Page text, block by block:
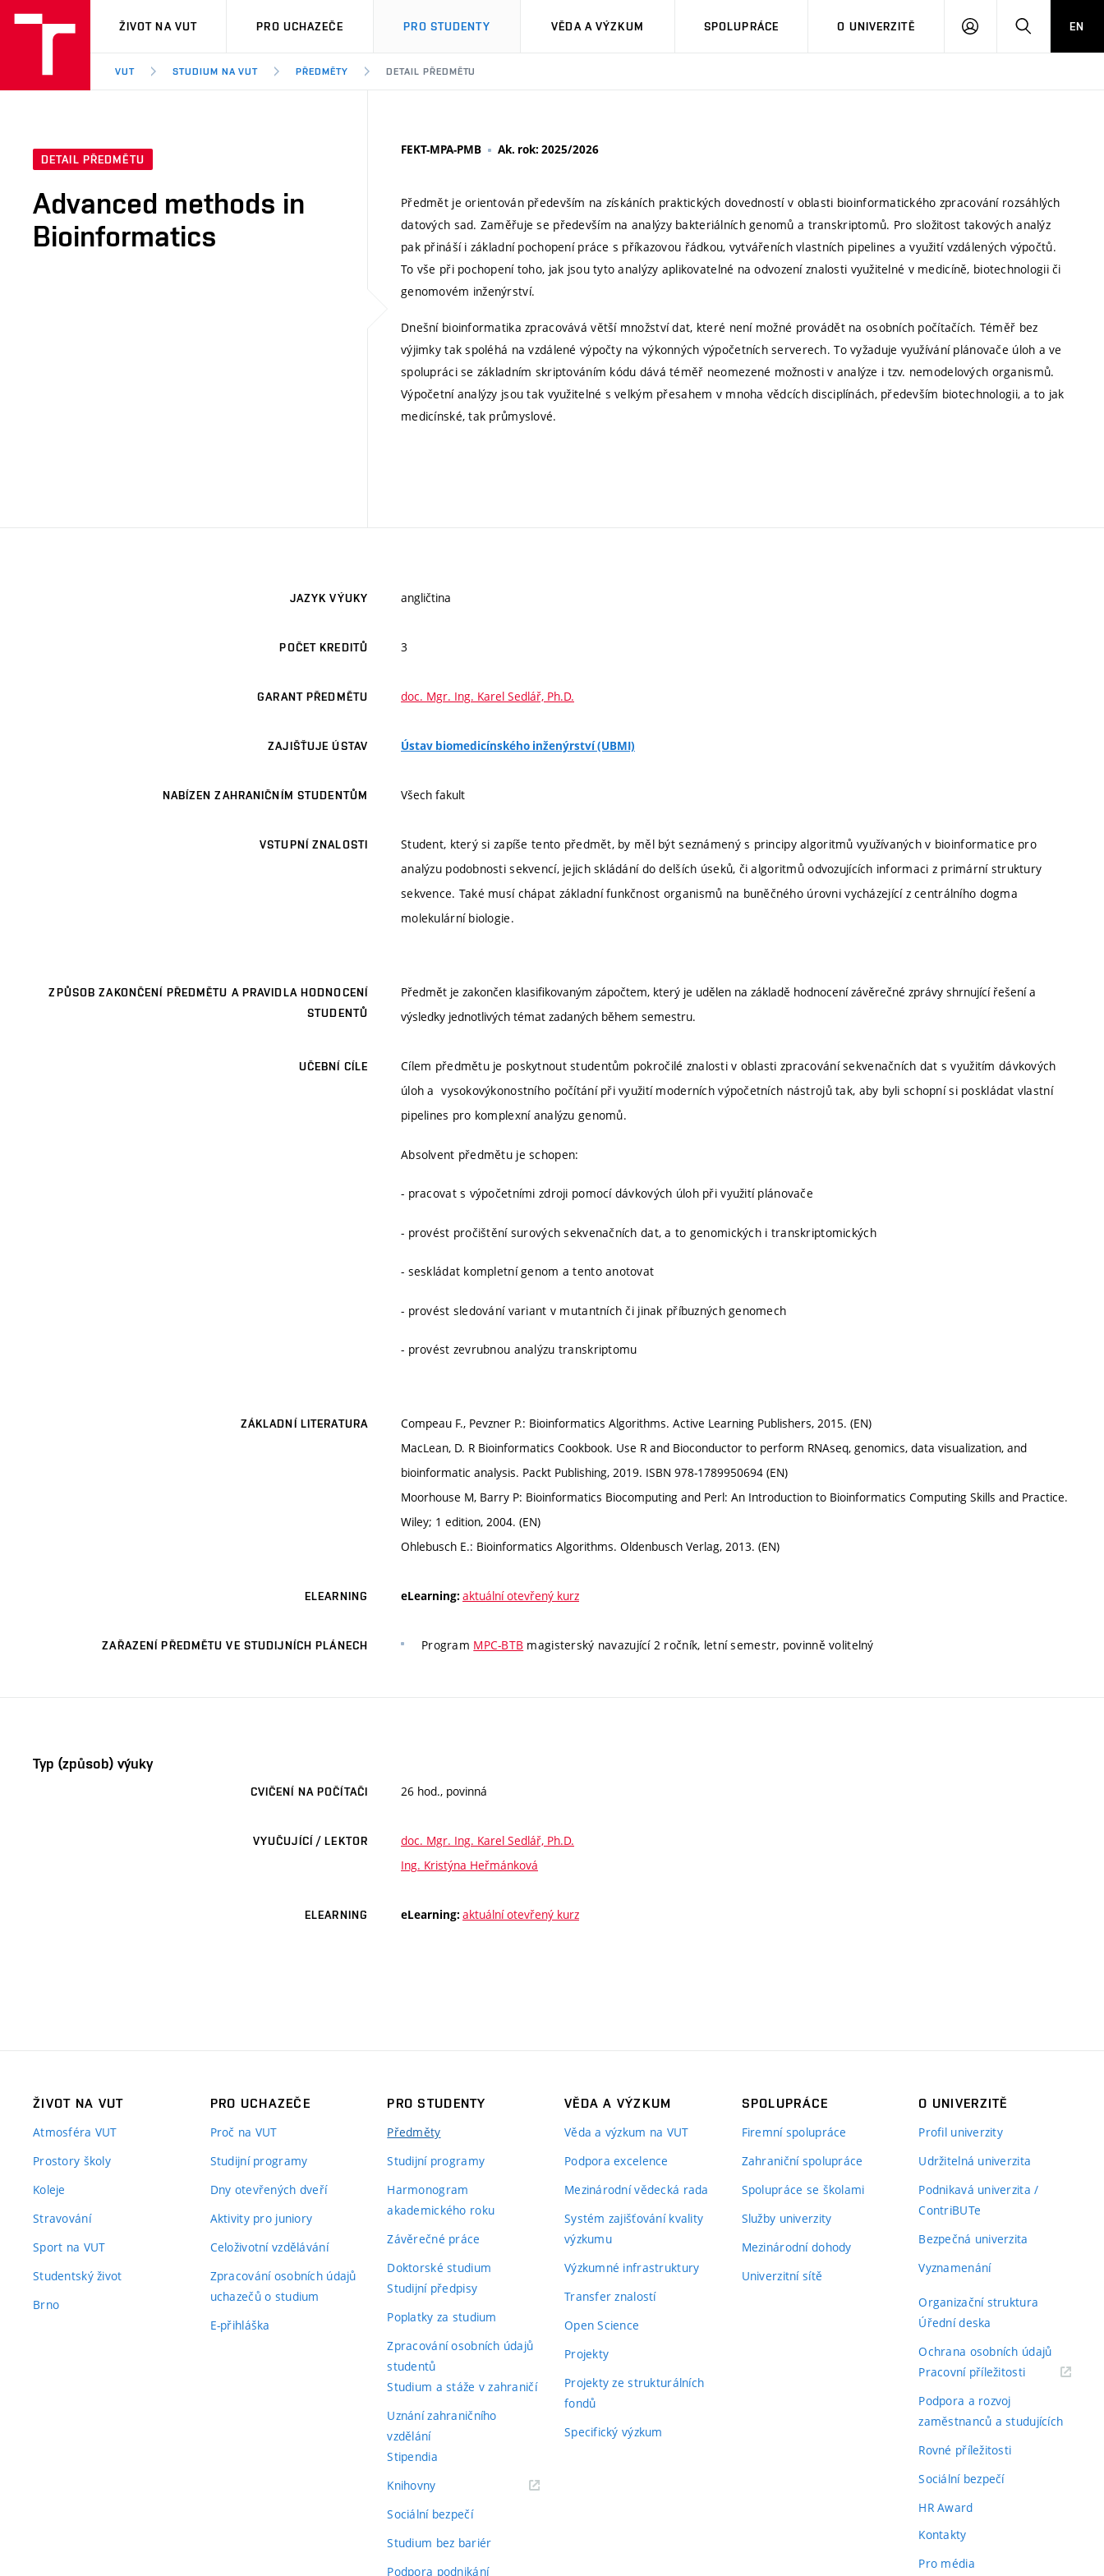
VUT
ŽIVOT NA VUT PRO UCHAZEČE PRO STUDENTY VĚDA A VÝZKUM SPOLUPRÁCE O UNIVERZITĚ
PŘIHLÁSIT HLEDATEN
VUT STUDIUM NA VUT PŘEDMĚTY DETAIL PŘEDMĚTU
DETAIL PŘEDMĚTU
Advanced methods in
Bioinformatics
FEKT-MPA-PMB Ak. rok: 2025/2026
Předmět je orientován především na získáních praktických dovedností v oblasti bioinformatického zpracování rozsáhlých
datových sad. Zaměřuje se především na analýzy bakteriálních genomů a transkriptomů. Pro složitost takových analýz
pak přináší i základní pochopení práce s příkazovou řádkou, vytvářeních vlastních pipelines a využití vzdálených výpočtů.
To vše při pochopení toho, jak jsou tyto analýzy aplikovatelné na odvození znalosti využitelné v medicíně, biotechnologii či
genomovém inženýrství.
Dnešní bioinformatika zpracovává větší množství dat, které není možné provádět na osobních počítačích. Téměř bez
výjimky tak spoléhá na vzdálené výpočty na výkonných výpočetních serverech. To vyžaduje využívání plánovače úloh a ve
spolupráci se základním skriptováním kódu dává téměř neomezené možnosti v analýze i tzv. nemodelových organismů.
Výpočetní analýzy jsou tak využitelné s velkým přesahem v mnoha vědcích disciplínách, především biotechnologii, a to jak
medicínské, tak průmyslové.
JAZYK VÝUKY angličtina
POČET KREDITŮ 3
GARANT PŘEDMĚTU doc. Mgr. Ing. Karel Sedlář, Ph.D.
ZAJIŠŤUJE ÚSTAV Ústav biomedicínského inženýrství (UBMI)
NABÍZEN ZAHRANIČNÍM STUDENTŮM Všech fakult
VSTUPNÍ ZNALOSTI
Student, který si zapíše tento předmět, by měl být seznámený s principy algoritmů využívaných v bioinformatice pro
analýzu podobnosti sekvencí, jejich skládání do delších úseků, či algoritmů odvozujících informaci z primární struktury
sekvence. Také musí chápat základní funkčnost organismů na buněčného úrovni vycházející z centrálního dogma
molekulární biologie.
ZPŮSOB ZAKONČENÍ PŘEDMĚTU A PRAVIDLA HODNOCENÍ
STUDENTŮ
Předmět je zakončen klasifikovaným zápočtem, který je udělen na základě hodnocení závěrečné zprávy shrnující řešení a
výsledky jednotlivých témat zadaných během semestru.
UČEBNÍ CÍLE
Cílem předmětu je poskytnout studentům pokročilé znalosti v oblasti zpracování sekvenačních dat s využitím dávkových
úloh a vysokovýkonostního počítání při využití moderních výpočetních nástrojů tak, aby byli schopní si poskládat vlastní
pipelines pro komplexní analýzu genomů.
Absolvent předmětu je schopen:
- pracovat s výpočetními zdroji pomocí dávkových úloh při využití plánovače
- provést pročištění surových sekvenačních dat, a to genomických i transkriptomických
- seskládat kompletní genom a tento anotovat
- provést sledování variant v mutantních či jinak příbuzných genomech
- provést zevrubnou analýzu transkriptomu
ZÁKLADNÍ LITERATURA
Compeau F., Pevzner P.: Bioinformatics Algorithms. Active Learning Publishers, 2015. (EN)
MacLean, D. R Bioinformatics Cookbook. Use R and Bioconductor to perform RNAseq, genomics, data visualization, and
bioinformatic analysis. Packt Publishing, 2019. ISBN 978-1789950694 (EN)
Moorhouse M, Barry P: Bioinformatics Biocomputing and Perl: An Introduction to Bioinformatics Computing Skills and Practice.
Wiley; 1 edition, 2004. (EN)
Ohlebusch E.: Bioinformatics Algorithms. Oldenbusch Verlag, 2013. (EN)
ELEARNING eLearning: aktuální otevřený kurz
ZAŘAZENÍ PŘEDMĚTU VE STUDIJNÍCH PLÁNECH Program MPC-BTB magisterský navazující 2 ročník, letní semestr, povinně volitelný
Typ (způsob) výuky
CVIČENÍ NA POČÍTAČI 26 hod., povinná
VYUČUJÍCÍ / LEKTOR
doc. Mgr. Ing. Karel Sedlář, Ph.D.
Ing. Kristýna Heřmánková
ELEARNING eLearning: aktuální otevřený kurz
ŽIVOT NA VUT
Atmosféra VUT
Prostory školy
Koleje
Stravování
Sport na VUT
Studentský život
Brno
PRO UCHAZEČE
Proč na VUT
Studijní programy
Dny otevřených dveří
Aktivity pro juniory
Celoživotní vzdělávání
Zpracování osobních údajů
uchazečů o studium
E-přihláška
PRO STUDENTY
Předměty
Studijní programy
Harmonogram
akademického roku
Závěrečné práce
Doktorské studium
Studijní předpisy
Poplatky za studium
Zpracování osobních údajů
studentů
Studium a stáže v zahraničí
Uznání zahraničního
vzdělání
Stipendia
Knihovny(externí
Sociální bezpečí
Studium bez bariér
Podpora podnikání
VĚDA A VÝZKUM
Věda a výzkum na VUT
Podpora excelence
Mezinárodní vědecká rada
Systém zajišťování kvality
výzkumu
Výzkumné infrastruktury
Transfer znalostí
Open Science
Projekty
Projekty ze strukturálních
fondů
Specifický výzkum
SPOLUPRÁCE
Firemní spolupráce
Zahraniční spolupráce
Spolupráce se školami
Služby univerzity
Mezinárodní dohody
Univerzitní sítě
O UNIVERZITĚ
Profil univerzity
Udržitelná univerzita
Podnikavá univerzita /
ContriBUTe
Bezpečná univerzita
Vyznamenání
Organizační struktura
Úřední deska
Ochrana osobních údajů
Pracovní příležitosti(externí
Podpora a rozvoj
zaměstnanců a studujících
Rovné příležitosti
Sociální bezpečí
HR Award
Kontakty
Pro média